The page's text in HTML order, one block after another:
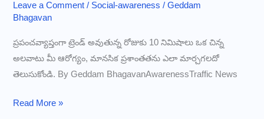
Leave a Comment / Social-awareness / Geddam
Bhagavan
ప్రపంచవ్యాప్తంగా ట్రెండ్ అవుతున్న రోజుకు 10 నిమిషాలు ఒక చిన్న
అలవాటు మీ ఆరోగ్యం, మానసిక ప్రశాంతతను ఎలా మార్చగలదో
తెలుసుకోండి. By Geddam BhagavanAwarenessTraffic News
రోజుకు
Read More »